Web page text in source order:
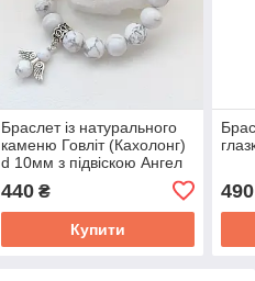
Браслет із натурального
каменю Говліт (Кахолонг)
d 10мм з підвіскою Ангел
440₴
Купити
490